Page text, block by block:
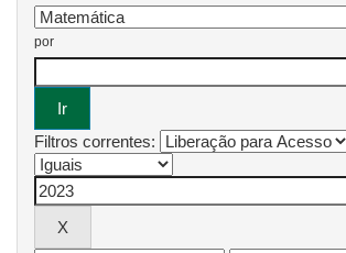
por
Filtros correntes: